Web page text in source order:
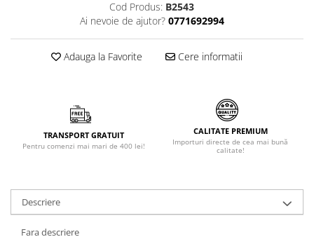
Zahăr & Îndulcitori
Creme & Esente
Paste Italiene
Orez & Polenta
Cod Produs: B2543
Ai nevoie de ajutor? 0771692994
Adauga la Favorite Cere informatii
TRANSPORT GRATUIT
Pentru comenzi mai mari de 400 lei!
CALITATE PREMIUM
Importuri directe de cea mai bună
calitate!
Descriere
Fara descriere